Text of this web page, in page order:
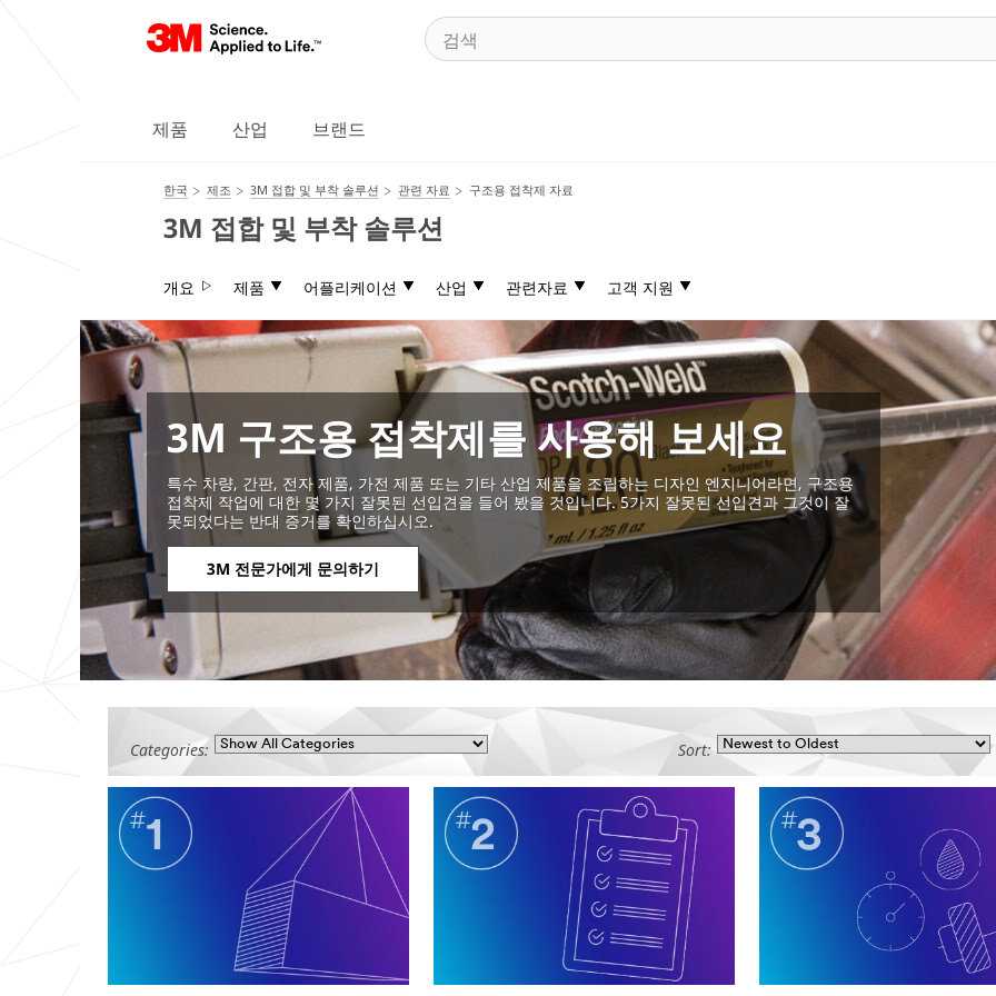
제품 산업 브랜드
한국 제조 3M 접합 및 부착 솔루션 관련 자료 구조용 접착제 자료
3M 접합 및 부착 솔루션
개요 제품 어플리케이션 산업 관련자료 고객 지원
3M 구조용 접착제를 사용해 보세요
특수 차량, 간판, 전자 제품, 가전 제품 또는 기타 산업 제품을 조립하는 디자인 엔지니어라면, 구조용
접착제 작업에 대한 몇 가지 잘못된 선입견을 들어 봤을 것입니다. 5가지 잘못된 선입견과 그것이 잘
못되었다는 반대 증거를 확인하십시오.
3M 전문가에게 문의하기
Categories: Sort: